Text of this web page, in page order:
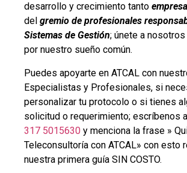
desarrollo y crecimiento tanto
del gremio de profesionales
Sistemas de Gestión; únete a
por nuestro sueño común.
Puedes apoyarte en ATCAL con
Especialistas y Profesionales, si
personalizar tu protocolo o si tienes
solicitud o requerimiento; escríbenos
317 5015630 y menciona la frase »
Teleconsultoría con ATCAL» con esto
nuestra primera guía SIN COSTO.